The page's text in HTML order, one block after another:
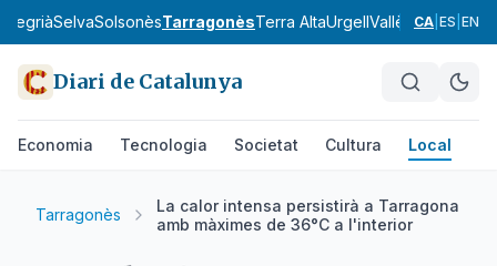
SegriàSelvaSolsonèsTarragonèsTerra AltaUrgellVallès Occidental
CA ES EN
Diari de Catalunya
Economia Tecnologia Societat Cultura Local
Tarragonès
La calor intensa persistirà a Tarragona
amb màximes de 36°C a l'interior